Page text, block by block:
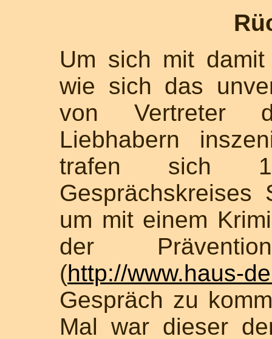
Um sich mit
wie sich das
von Vertreter
Liebhabern
trafen sich
Gesprächskreises
um mit einem
der
(http://www.haus-
Gespräch zu
Mal war dieser